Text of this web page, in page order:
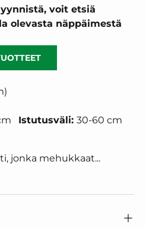
voit etsiä
olevasta näppäimestä
Istutusväli: 30-60 cm
jonka mehukkaat...